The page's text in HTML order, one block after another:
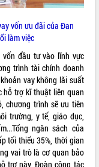
vốn ưu đãi của Đan
làm việc
đầu tư vào lĩnh vực
trình tài chính doanh
vay không lãi suất
hỗ trợ kĩ thuật liên quan
chương trình sẽ ưu tiên
trường, y tế, giáo dục,
ngân sách của
tối thiểu 35%, thời gian
vai trò là cơ quan bảo
trợ này, Đoàn công tác